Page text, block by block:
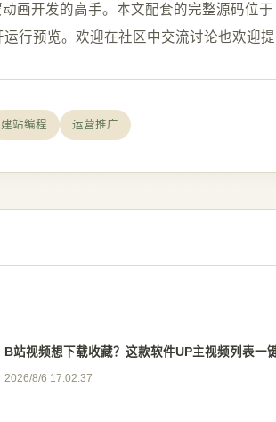
建站编程 运营推广
B站视频想下载收藏？这款软件UP主视频列表一
2026/8/6 17:02:37